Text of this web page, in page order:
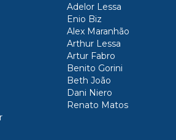
Adelor Lessa
Enio Biz
Alex Maranhão
Arthur Lessa
Artur Fabro
Benito Gorini
Beth João
Dani Niero
Renato Matos